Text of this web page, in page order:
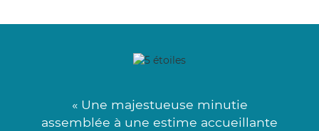
« Une majestueuse minutie
assemblée à une estime accueillante